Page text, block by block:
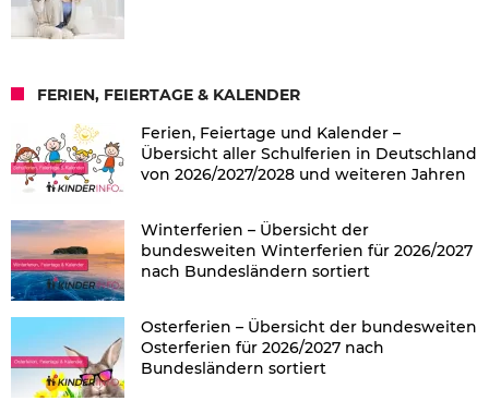
FERIEN, FEIERTAGE & KALENDER
Ferien, Feiertage und Kalender –
Übersicht aller Schulferien in Deutschland
von 2026/2027/2028 und weiteren Jahren
Winterferien – Übersicht der
bundesweiten Winterferien für 2026/2027
nach Bundesländern sortiert
Osterferien – Übersicht der bundesweiten
Osterferien für 2026/2027 nach
Bundesländern sortiert